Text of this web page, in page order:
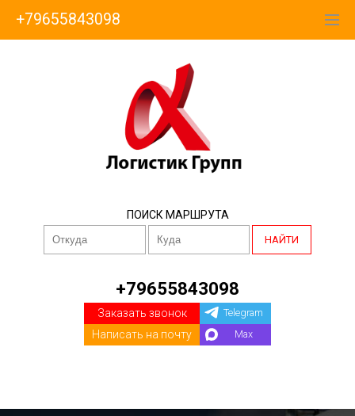
+79655843098
ПОИСК МАРШРУТА
НАЙТИ
+79655843098
Заказать звонок
Написать на почту
Telegram
Max